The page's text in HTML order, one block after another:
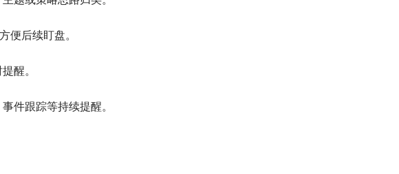
便后续盯盘。
醒。
件跟踪等持续提醒。